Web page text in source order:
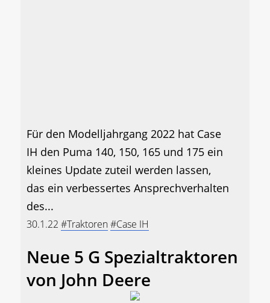
Für den Modelljahrgang 2022 hat Case
IH den Puma 140, 150, 165 und 175 ein
kleines Update zuteil werden lassen,
das ein verbessertes Ansprechverhalten
des...
30.1.22 #Traktoren#Case IH
Neue 5 G Spezialtraktoren
von John Deere